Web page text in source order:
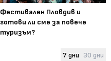
Фестивален Пловдив и
готови ли сме за повече
туризъм?
7 дни 30 дни